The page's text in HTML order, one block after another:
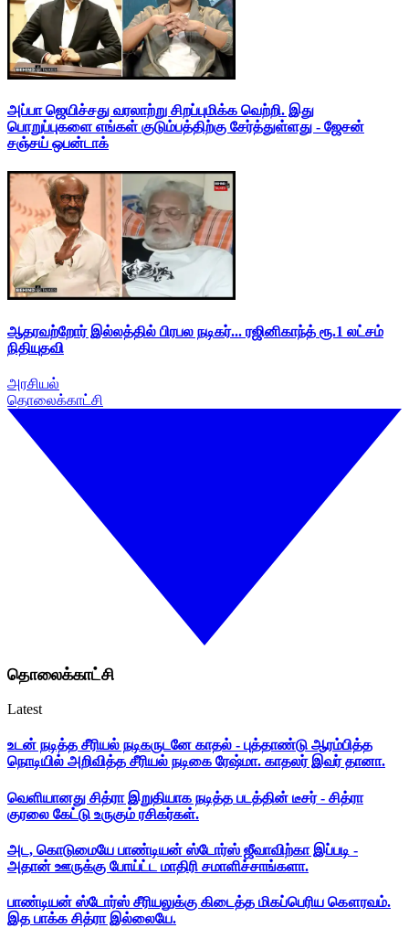
அப்பா ஜெயிச்சது வரலாற்று சிறப்புமிக்க வெற்றி. இது
பொறுப்புகளை எங்கள் குடும்பத்திற்கு சேர்த்துள்ளது - ஜேசன்
சஞ்சய் ஒபன்டாக்
ஆதரவற்றோர் இல்லத்தில் பிரபல நடிகர்... ரஜினிகாந்த் ரூ.1 லட்சம்
நிதியுதவி
அரசியல்
தொலைக்காட்சி
தொலைக்காட்சி
Latest
உடன் நடித்த சீரியல் நடிகருடனே காதல் - புத்தாண்டு ஆரம்பித்த
நொடியில் அறிவித்த சீரியல் நடிகை ரேஷ்மா. காதலர் இவர் தானா.
வெளியானது சித்ரா இறுதியாக நடித்த படத்தின் டீசர் - சித்ரா
குரலை கேட்டு உருகும் ரசிகர்கள்.
அட, கொடுமையே பாண்டியன் ஸ்டோர்ஸ் ஜீவாவிற்கா இப்படி -
அதான் ஊருக்கு போய்ட்ட மாதிரி சமாளிச்சாங்களா.
பாண்டியன் ஸ்டோர்ஸ் சீரியலுக்கு கிடைத்த மிகப்பெரிய கௌரவம்.
இத பாக்க சித்ரா இல்லையே.